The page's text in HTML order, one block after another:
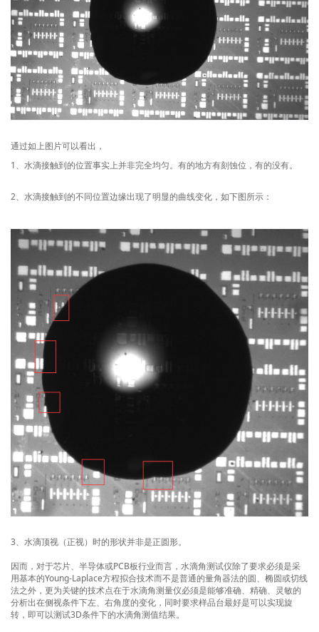
通过如上图片可以看出，
1、水滴接触到的位置事实上并非完全均匀。有的地方有刻蚀位，有的没有。
2、水滴接触到的不同位置边缘出现了明显的曲线变化，如下图所示：
3、水滴顶视（正视）时的形状并非是正圆形。
因而，对于芯片、半导体或PCB板行业而言，水滴角测试仪除了要求必须是采
用基本的Young-Laplace方程拟合技术而不是普通的量角器法的圆、椭圆或切线
法之外，更为关键的技术点在于水滴角测量仪必须是能够准确、精确、灵敏的
分析出在侧视条件下左、右角度的变化，同时要求样品台最好是可以实现旋
转，即可以测试3D条件下的水滴角测值结果。